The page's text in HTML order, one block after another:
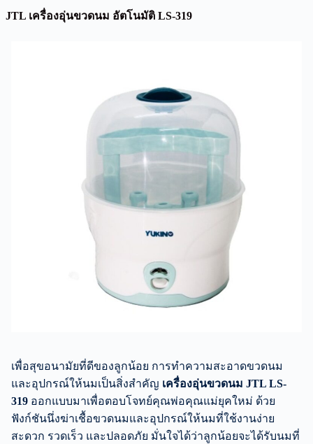
JTL เครื่องอุ่นขวดนม อัตโนมัติ LS-319
เพื่อสุขอนามัยที่ดีของลูกน้อย การทำความสะอาดขวดนม
และอุปกรณ์ให้นมเป็นสิ่งสำคัญ เครื่องอุ่นขวดนม JTL LS-
319 ออกแบบมาเพื่อตอบโจทย์คุณพ่อคุณแม่ยุคใหม่ ด้วย
ฟังก์ชันนึ่งฆ่าเชื้อขวดนมและอุปกรณ์ให้นมที่ใช้งานง่าย
สะดวก รวดเร็ว และปลอดภัย มั่นใจได้ว่าลูกน้อยจะได้รับนมที่